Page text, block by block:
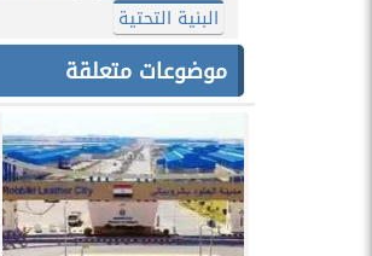
البنية التحتية
موضوعات متعلقة